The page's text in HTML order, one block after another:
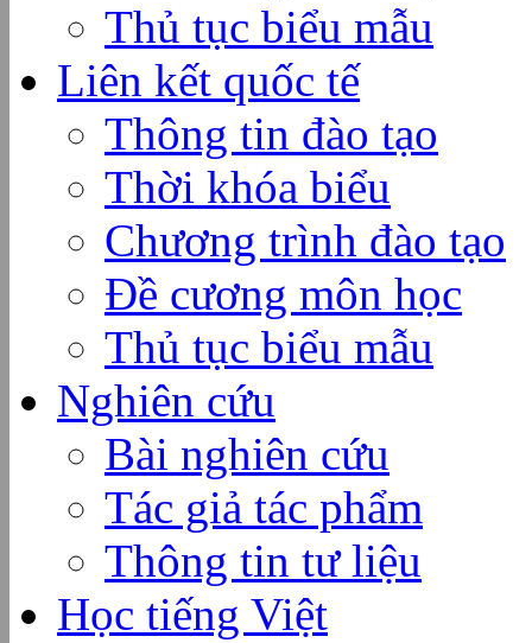
Thủ tục biểu mẫu
Liên kết quốc tế
Thông tin đào tạo
Thời khóa biểu
Chương trình đào tạo
Đề cương môn học
Thủ tục biểu mẫu
Nghiên cứu
Bài nghiên cứu
Tác giả tác phẩm
Thông tin tư liệu
Học tiếng Việt